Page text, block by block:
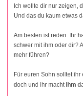
Ich wollte dir nur zeigen,
Und das du kaum etwas
Am besten ist reden. Ihr
schwer mit ihm oder dir?
mehr führen?
Für euren Sohn solltet
doch und ihr macht ihm